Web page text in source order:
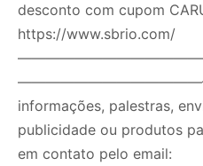
desconto com cupom
https://www.sbrio.com/
informações, palestras,
publicidade ou produtos
em contato pelo email: